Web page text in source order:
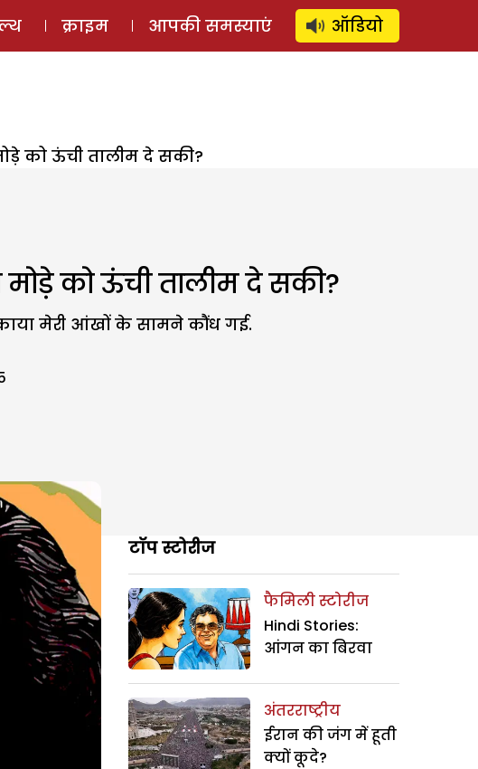
ऑडियो स्टोरी लॉग इन ⚲ SUBSCRIBE
क्राइम आपकी समस्याएं ऑडियो
को ऊंची तालीम दे सकी?
को ऊंची तालीम दे सकी?
मेरी आंखों के सामने कौंध गई.
टॉप स्टोरीज
फैमिली स्टोरीज
Hindi Stories:
आंगन का बिरवा
अंतरराष्ट्रीय
ईरान की जंग में हूती
क्यों कूदे?